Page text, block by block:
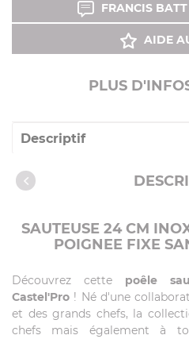
FRANCIS
AIDE
PLUS
Descriptif
Caractéristiques
SAUTEUSE 24 CM
POIGNEE FIXE
Découvrez cette poêle
Castel'Pro ! Né d'une
et des grands chefs, la
chefs mais également à